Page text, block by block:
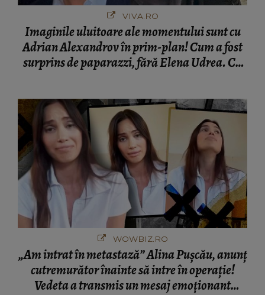
VIVA.RO
Imaginile uluitoare ale momentului sunt cu
Adrian Alexandrov în prim-plan! Cum a fost
surprins de paparazzi, fără Elena Udrea. Cu
WOWBIZ.RO
„Am intrat în metastază” Alina Pușcău, anunț
cutremurător înainte să intre în operație!
Vedeta a transmis un mesaj emoționant